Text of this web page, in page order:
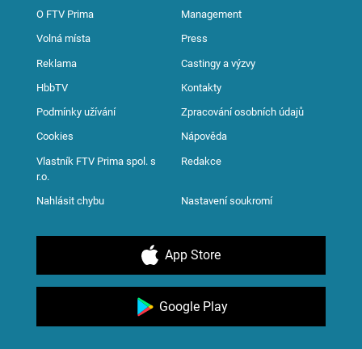
O FTV Prima Management
Volná místa Press
Reklama Castingy a výzvy
HbbTV Kontakty
Podmínky užívání Zpracování osobních údajů
Cookies Nápověda
Vlastník FTV Prima spol. s
r.o.
Redakce
Nahlásit chybu Nastavení soukromí
App Store
Google Play